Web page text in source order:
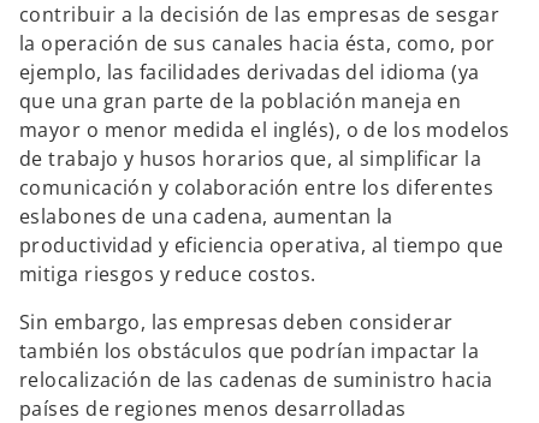
contribuir a la decisión de las empresas de sesgar
la operación de sus canales hacia ésta, como, por
ejemplo, las facilidades derivadas del idioma (ya
que una gran parte de la población maneja en
mayor o menor medida el inglés), o de los modelos
de trabajo y husos horarios que, al simplificar la
comunicación y colaboración entre los diferentes
eslabones de una cadena, aumentan la
productividad y eficiencia operativa, al tiempo que
mitiga riesgos y reduce costos.
Sin embargo, las empresas deben considerar
también los obstáculos que podrían impactar la
relocalización de las cadenas de suministro hacia
países de regiones menos desarrolladas